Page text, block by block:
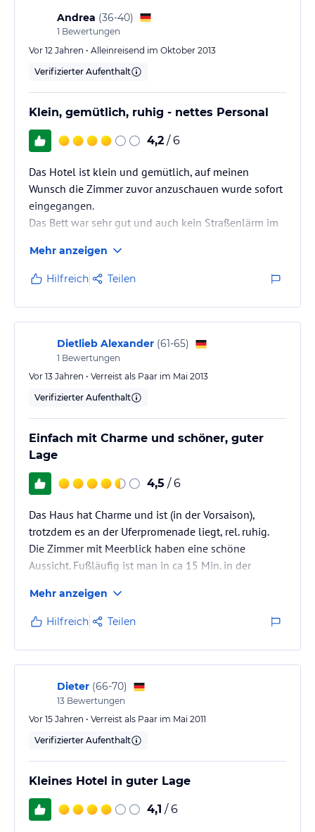
Andrea (36-40)
1 Bewertungen
Vor 12 Jahren • Alleinreisend im Oktober 2013
Verifizierter Aufenthalt
Klein, gemütlich, ruhig - nettes Personal
4,2 / 6
Das Hotel ist klein und gemütlich, auf meinen
Wunsch die Zimmer zuvor anzuschauen wurde sofort
eingegangen.
Das Bett war sehr gut und auch kein Straßenlärm im
Will man nach Fethyie ins Zentrum laufen, benötigt
man ca. 20Minuten.
Mehr anzeigen
Hilfreich Teilen
Dietlieb Alexander (61-65)
1 Bewertungen
Vor 13 Jahren • Verreist als Paar im Mai 2013
Verifizierter Aufenthalt
Einfach mit Charme und schöner, guter
Lage
4,5 / 6
Das Haus hat Charme und ist (in der Vorsaison),
trotzdem es an der Uferpromenade liegt, rel. ruhig.
Die Zimmer mit Meerblick haben eine schöne
Aussicht. Fußläufig ist man in ca 15 Min. in der
unproblematisch und geht schnell. Insgesamt gute
Lage und ideal als Ausgangspunkt für div. Aktivitäten.
Die Zimmer sind teilweise sehr klein und recht
einfach Sehr freundliches und engagiertes Personal.
Mehr anzeigen
Hilfreich Teilen
Dieter (66-70)
13 Bewertungen
Vor 15 Jahren • Verreist als Paar im Mai 2011
Verifizierter Aufenthalt
Kleines Hotel in guter Lage
4,1 / 6